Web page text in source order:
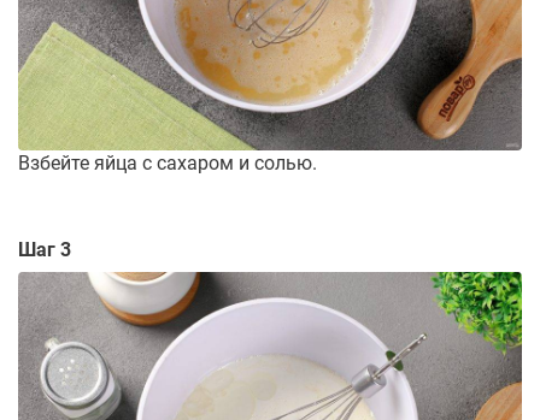
Взбейте яйца с сахаром и солью.
Шаг 3